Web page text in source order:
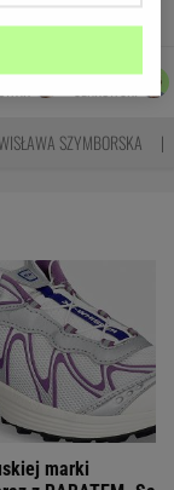
DOMINIK
WISŁAWA SZYMBORSKA
marki